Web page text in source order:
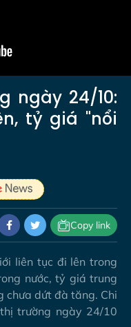
ngày 24/10:
tỷ giá "nổi
Copy link
liên tục đi lên trong
nước, tỷ giá trung
chưa dứt đà tăng. Chi
trường ngày 24/10